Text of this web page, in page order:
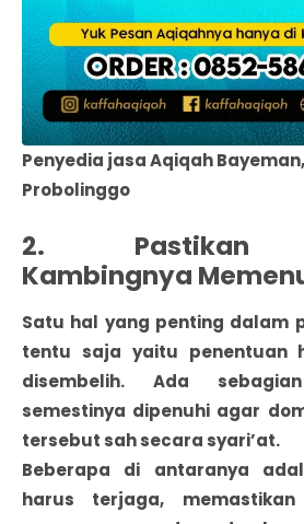
Penyedia jasa Aqiqah
Probolinggo
2. Pastikan
Kambingnya
Satu hal yang penting dalam
tentu saja yaitu penentuan
disembelih. Ada
semestinya dipenuhi agar
tersebut sah secara syari’at.
Beberapa di antaranya
harus terjaga,